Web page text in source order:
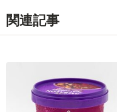
関連記事